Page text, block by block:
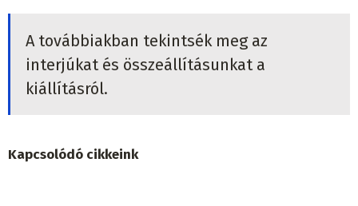
A továbbiakban tekintsék meg az
interjúkat és összeállításunkat a
kiállításról.
Kapcsolódó cikkeink